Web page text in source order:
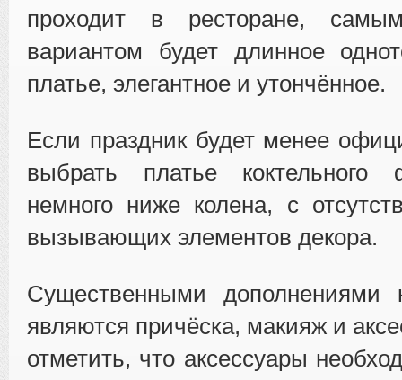
проходит в ресторане,
вариантом будет длинное
платье, элегантное и утончённое.
Если праздник будет менее
выбрать платье коктельного
немного ниже колена, с
вызывающих элементов декора.
Существенными дополнениями
являются причёска, макияж и
отметить, что аксессуары